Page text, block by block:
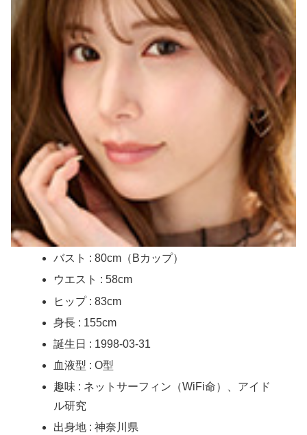
バスト : 80cm（Bカップ）
ウエスト : 58cm
ヒップ : 83cm
身長 : 155cm
誕生日 : 1998-03-31
血液型 : O型
趣味 : ネットサーフィン（WiFi命）、アイド
ル研究
出身地 : 神奈川県